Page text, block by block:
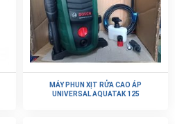
MÁY PHUN XỊT RỬA CAO ÁP
UNIVERSAL AQUATAK 125